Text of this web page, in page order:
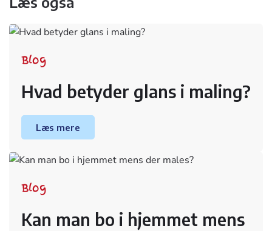
Blog
Hvad betyder glans i maling?
Læs mere
Blog
Kan man bo i hjemmet mens